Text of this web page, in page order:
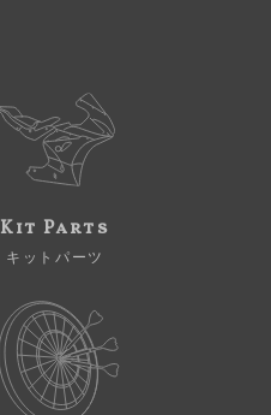
Kit Parts
キットパーツ